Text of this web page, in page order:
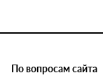
По вопросам сайта